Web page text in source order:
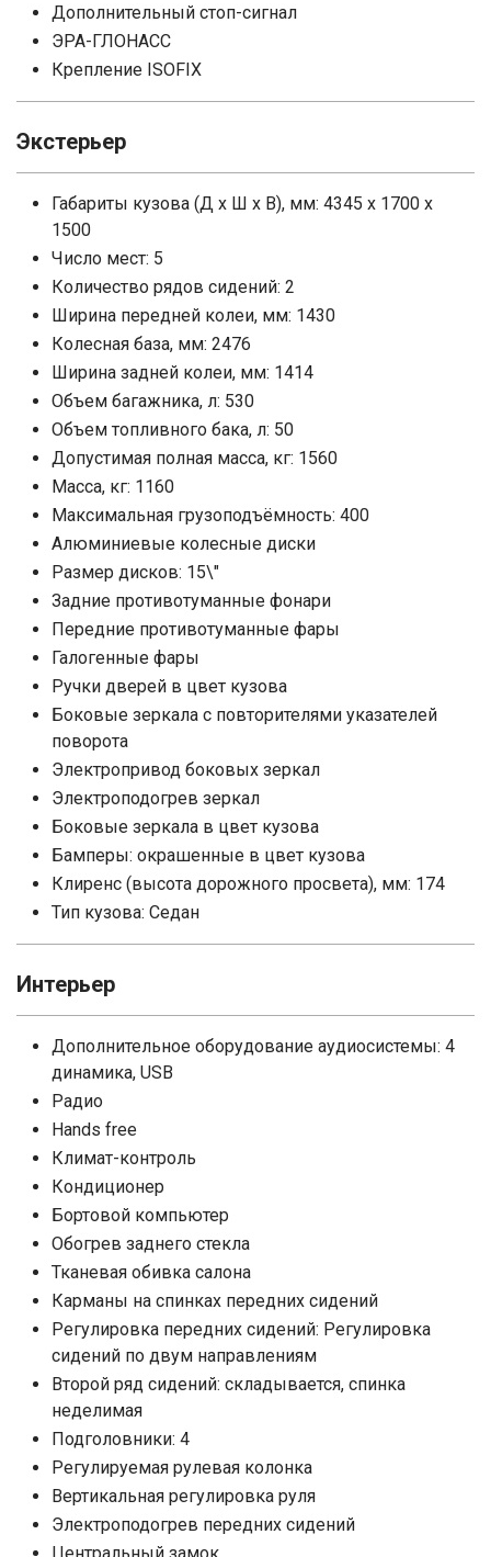
Дополнительный стоп-сигнал
ЭРА-ГЛОНАСС
Крепление ISOFIX
Экстерьер
Габариты кузова (Д x Ш x В), мм: 4345 x 1700 x
1500
Число мест: 5
Количество рядов сидений: 2
Ширина передней колеи, мм: 1430
Колесная база, мм: 2476
Ширина задней колеи, мм: 1414
Объем багажника, л: 530
Объем топливного бака, л: 50
Допустимая полная масса, кг: 1560
Масса, кг: 1160
Максимальная грузоподъёмность: 400
Алюминиевые колесные диски
Размер дисков: 15\"
Задние противотуманные фонари
Передние противотуманные фары
Галогенные фары
Ручки дверей в цвет кузова
Боковые зеркала с повторителями указателей
поворота
Электропривод боковых зеркал
Электроподогрев зеркал
Боковые зеркала в цвет кузова
Бамперы: окрашенные в цвет кузова
Клиренс (высота дорожного просвета), мм: 174
Тип кузова: Седан
Интерьер
Дополнительное оборудование аудиосистемы: 4
динамика, USB
Радио
Hands free
Климат-контроль
Кондиционер
Бортовой компьютер
Обогрев заднего стекла
Тканевая обивка салона
Карманы на спинках передних сидений
Регулировка передних сидений: Регулировка
сидений по двум направлениям
Второй ряд сидений: складывается, спинка
неделимая
Подголовники: 4
Регулируемая рулевая колонка
Вертикальная регулировка руля
Электроподогрев передних сидений